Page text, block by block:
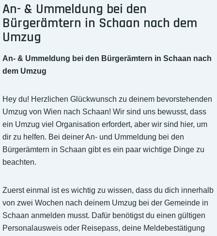
An- & Ummeldung bei den
Bürgerämtern in Schaan nach dem
Umzug
An- & Ummeldung bei den Bürgerämtern in Schaan nach
dem Umzug
Hey du! Herzlichen Glückwunsch zu deinem bevorstehenden
Umzug von Wien nach Schaan! Wir sind uns bewusst, dass
ein Umzug viel Organisation erfordert, aber wir sind hier, um
dir zu helfen. Bei deiner An- und Ummeldung bei den
Bürgerämtern in Schaan gibt es ein paar wichtige Dinge zu
beachten.
Zuerst einmal ist es wichtig zu wissen, dass du dich innerhalb
von zwei Wochen nach deinem Umzug bei der Gemeinde in
Schaan anmelden musst. Dafür benötigst du einen gültigen
Personalausweis oder Reisepass, deine Meldebestätigung